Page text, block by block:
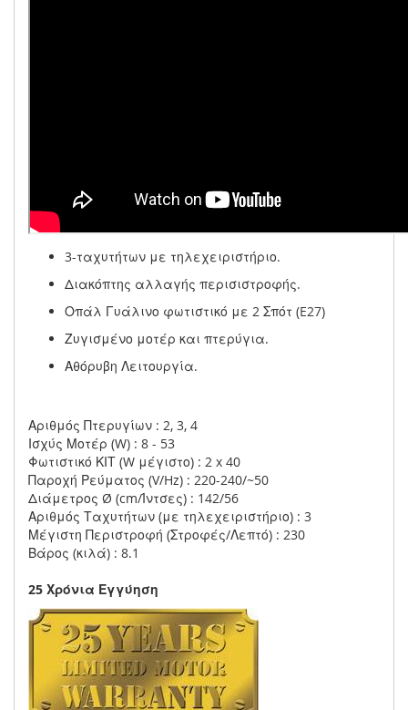
3-ταχυτήτων με τηλεχειριστήριο.
Διακόπτης αλλαγής περισιστροφής.
Οπάλ Γυάλινο φωτιστικό με 2 Σπότ (E27)
Ζυγισμένο μοτέρ και πτερύγια.
Αθόρυβη Λειτουργία.
Αριθμός Πτερυγίων : 2, 3, 4
Ισχύς Μοτέρ (W) : 8 - 53
Φωτιστικό ΚΙΤ (W μέγιστο) : 2 x 40
Παροχή Ρεύματος (V/Hz) : 220-240/~50
Διάμετρος Ø (cm/Ίντσες) : 142/56
Αριθμός Ταχυτήτων (με τηλεχειριστήριο) : 3
Μέγιστη Περιστροφή (Στροφές/Λεπτό) : 230
Βάρος (κιλά) : 8.1
25 Χρόνια Εγγύηση